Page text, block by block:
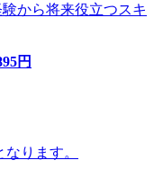
から将来役立つスキ
円
ります。